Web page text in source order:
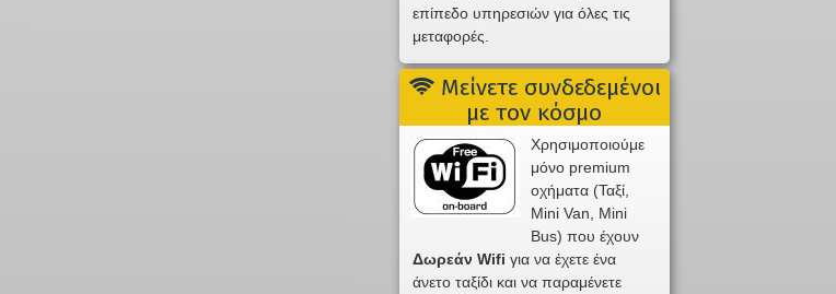
επίπεδο υπηρεσιών για όλες τις
μεταφορές.
Μείνετε συνδεδεμένοι
με τον κόσμο
Χρησιμοποιούμε
μόνο premium
οχήματα (Ταξί,
Mini Van, Mini
Bus) που έχουν
Δωρεάν Wifi για να έχετε ένα
άνετο ταξίδι και να παραμένετε